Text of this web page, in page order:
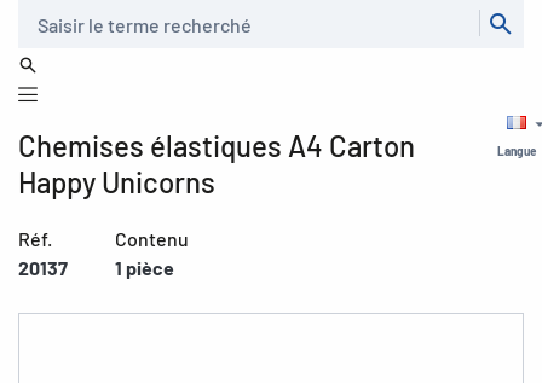
Langue
Chemises élastiques A4 Carton
Happy Unicorns
Réf.
20137
Contenu
1 pièce